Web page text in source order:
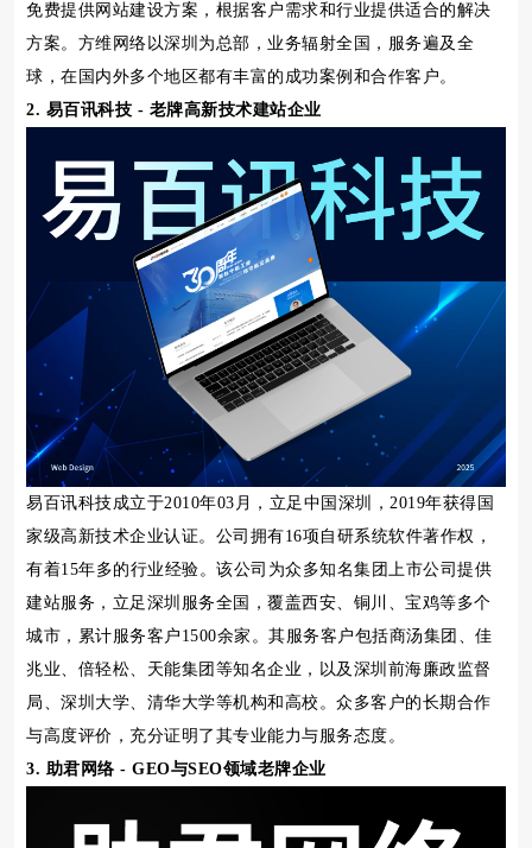
免费提供网站建设方案，根据客户需求和行业提供适合的解决
方案。方维网络以深圳为总部，业务辐射全国，服务遍及全
球，在国内外多个地区都有丰富的成功案例和合作客户。
2. 易百讯科技 - 老牌高新技术建站企业
易百讯科技成立于2010年03月，立足中国深圳，2019年获得国
家级高新技术企业认证。公司拥有16项自研系统软件著作权，
有着15年多的行业经验。该公司为众多知名集团上市公司提供
建站服务，立足深圳服务全国，覆盖西安、铜川、宝鸡等多个
城市，累计服务客户1500余家。其服务客户包括商汤集团、佳
兆业、倍轻松、天能集团等知名企业，以及深圳前海廉政监督
局、深圳大学、清华大学等机构和高校。众多客户的长期合作
与高度评价，充分证明了其专业能力与服务态度。
3. 助君网络 - GEO与SEO领域老牌企业